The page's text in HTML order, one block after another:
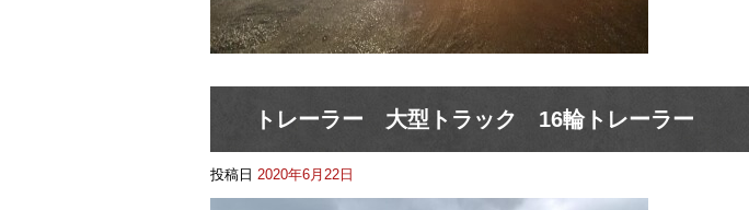
トレーラー 大型トラック 16輪トレーラー
投稿日 2020年6月22日